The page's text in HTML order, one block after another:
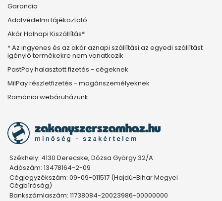
Garancia
Adatvédelmi tájékoztató
Akár Holnapi Kiszállítás*
* Az ingyenes és az akár aznapi szállítási az egyedi szállítást
igénylő termékekre nem vonatkozik
PastPay halasztott fizetés - cégeknek
MilPay részletfizetés - magánszemélyeknek
Romániai webáruházunk
Székhely: 4130 Derecske, Dózsa György 32/A
Adószám: 13478164-2-09
Cégjegyzékszám: 09-09-011517 (Hajdú-Bihar Megyei
Cégbíróság)
Bankszámlaszám: 11738084-20023986-00000000